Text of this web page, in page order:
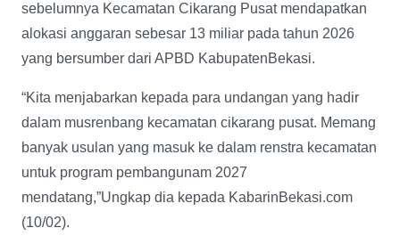
sebelumnya Kecamatan Cikarang Pusat mendapatkan
alokasi anggaran sebesar 13 miliar pada tahun 2026
yang bersumber dari APBD KabupatenBekasi.
“Kita menjabarkan kepada para undangan yang hadir
dalam musrenbang kecamatan cikarang pusat. Memang
banyak usulan yang masuk ke dalam renstra kecamatan
untuk program pembangunam 2027
mendatang,”Ungkap dia kepada KabarinBekasi.com
(10/02).